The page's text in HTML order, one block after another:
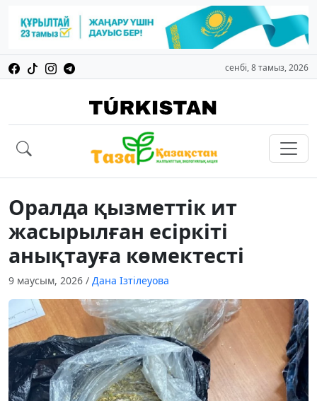
сенбі, 8 тамыз, 2026
Оралда қызметтік ит
жасырылған есіркіті
анықтауға көмектесті
9 маусым, 2026 / Дана Ізтілеуова